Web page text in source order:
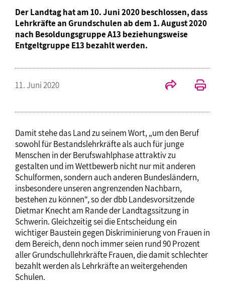
Der Landtag hat am 10. Juni 2020 beschlossen, dass
Lehrkräfte an Grundschulen ab dem 1. August 2020
nach Besoldungsgruppe A13 beziehungsweise
Entgeltgruppe E13 bezahlt werden.
11. Juni 2020
Damit stehe das Land zu seinem Wort, „um den Beruf
sowohl für Bestandslehrkräfte als auch für junge
Menschen in der Berufswahlphase attraktiv zu
gestalten und im Wettbewerb nicht nur mit anderen
Schulformen, sondern auch anderen Bundesländern,
insbesondere unseren angrenzenden Nachbarn,
bestehen zu können“, so der dbb Landesvorsitzende
Dietmar Knecht am Rande der Landtagssitzung in
Schwerin. Gleichzeitig sei die Entscheidung ein
wichtiger Baustein gegen Diskriminierung von Frauen in
dem Bereich, denn noch immer seien rund 90 Prozent
aller Grundschullehrkräfte Frauen, die damit schlechter
bezahlt werden als Lehrkräfte an weitergehenden
Schulen.